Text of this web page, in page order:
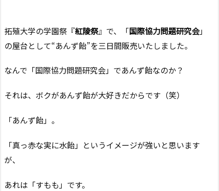
拓殖大学の学園祭『紅陵祭』で、「国際協力問題研究会」
の屋台として“あんず飴”を三日間販売いたしました。
なんで「国際協力問題研究会」であんず飴なのか？
それは、ボクがあんず飴が大好きだからです（笑）
「あんず飴」。
「真っ赤な実に水飴」というイメージが強いと思います
が、
あれは「すもも」です。